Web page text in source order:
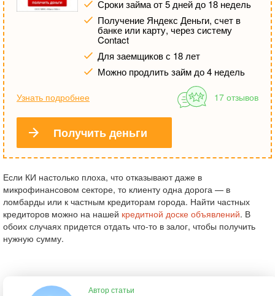
Сроки займа от 5 дней до 18 недель
Получение Яндекс Деньги, счет в
банке или карту, через систему
Contact
Для заемщиков с 18 лет
Можно продлить займ до 4 недель
Узнать подробнее 17 отзывов
Получить деньги
Если КИ настолько плоха, что отказывают даже в
микрофинансовом секторе, то клиенту одна дорога — в
ломбарды или к частным кредиторам города. Найти частных
кредиторов можно на нашей кредитной доске объявлений. В
обоих случаях придется отдать что-то в залог, чтобы получить
нужную сумму.
Автор статьи